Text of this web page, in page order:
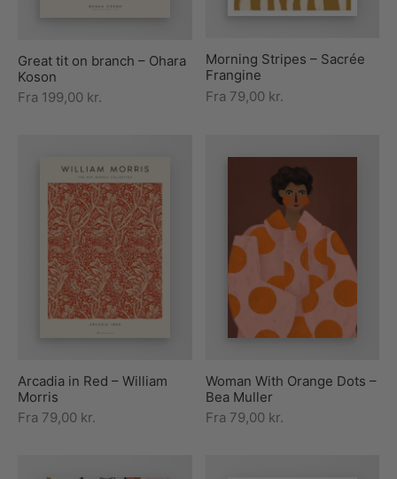
Great tit on branch – Ohara
Koson
Fra 199,00 kr.
Morning Stripes – Sacrée
Frangine
Fra 79,00 kr.
Arcadia in Red – William
Morris
Fra 79,00 kr.
Woman With Orange Dots –
Bea Muller
Fra 79,00 kr.